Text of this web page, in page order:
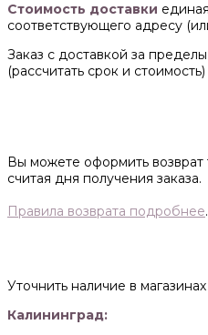
Стоимость доставки
соответствующего адресу
Заказ с доставкой за
(рассчитать срок и
Вы можете оформить возврат
считая дня получения заказа.
Правила возврата подробнее.
Уточнить наличие в
Калининград: